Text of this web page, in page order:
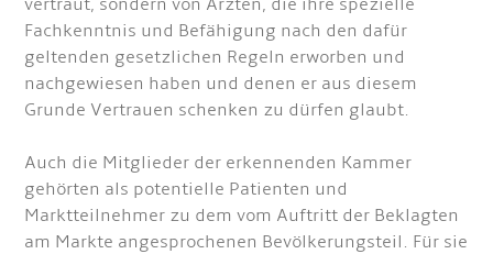
vertraut, sondern von Ärzten, die ihre spezielle
Fachkenntnis und Befähigung nach den dafür
geltenden gesetzlichen Regeln erworben und
nachgewiesen haben und denen er aus diesem
Grunde Vertrauen schenken zu dürfen glaubt.
Auch die Mitglieder der erkennenden Kammer
gehörten als potentielle Patienten und
Marktteilnehmer zu dem vom Auftritt der Beklagten
am Markte angesprochenen Bevölkerungsteil. Für sie